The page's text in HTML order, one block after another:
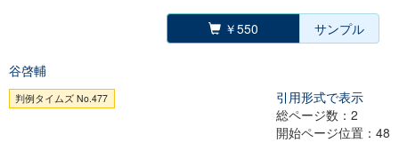
￥550 サンプル
谷啓輔
判例タイムズ No.477
引用形式で表示
総ページ数：2
開始ページ位置：48